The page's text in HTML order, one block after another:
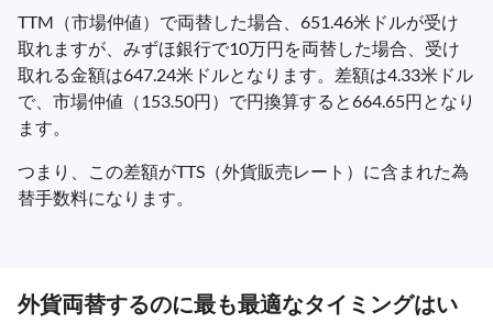
TTM（市場仲値）で両替した場合、651.46米ドルが受け
取れますが、みずほ銀行で10万円を両替した場合、受け
取れる金額は647.24米ドルとなります。差額は4.33米ドル
で、市場仲値（153.50円）で円換算すると664.65円となり
ます。
つまり、この差額がTTS（外貨販売レート）に含まれた為
替手数料になります。
外貨両替するのに最も最適なタイミングはい